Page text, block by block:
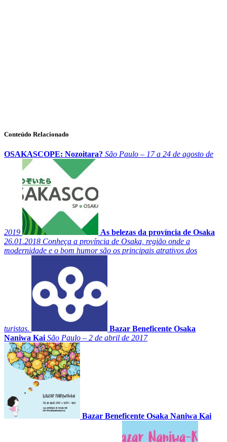
Conteúdo Relacionado
OSAKASCOPE: Nozoitara? São Paulo – 17 a 24 de agosto de
2019
As belezas da província de Osaka
26.01.2018 Conheça a província de Osaka, região onde a
modernidade e o bom humor são os principais atrativos dos
turistas.
Bazar Beneficente Osaka
Naniwa Kai São Paulo – 2 de abril de 2017
Bazar Beneficente Osaka Naniwa Kai